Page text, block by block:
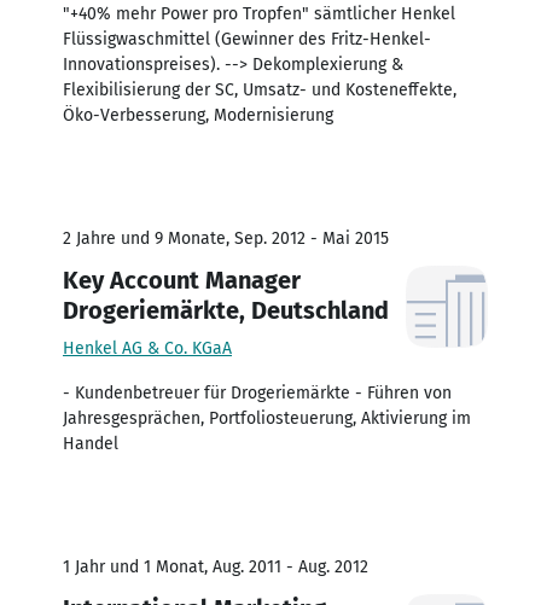
"+40% mehr Power pro Tropfen" sämtlicher Henkel
Flüssigwaschmittel (Gewinner des Fritz-Henkel-
Innovationspreises). --> Dekomplexierung &
Flexibilisierung der SC, Umsatz- und Kosteneffekte,
Öko-Verbesserung, Modernisierung
2 Jahre und 9 Monate, Sep. 2012 - Mai 2015
Key Account Manager
Drogeriemärkte, Deutschland
Henkel AG & Co. KGaA
- Kundenbetreuer für Drogeriemärkte - Führen von
Jahresgesprächen, Portfoliosteuerung, Aktivierung im
Handel
1 Jahr und 1 Monat, Aug. 2011 - Aug. 2012